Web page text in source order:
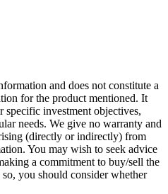
and does not constitute a
for the product mentioned. It
specific investment objectives,
needs. We give no warranty and
(directly or indirectly) from
You may wish to seek advice
a commitment to buy/sell the
you should consider whether